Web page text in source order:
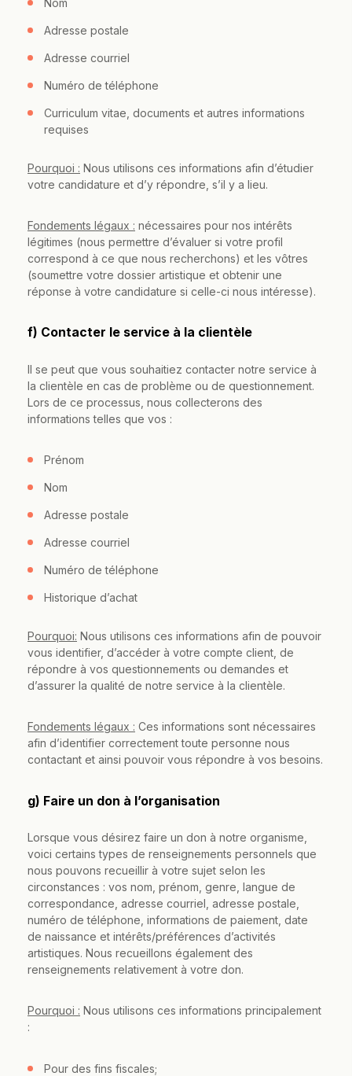
Nom
Adresse postale
Adresse courriel
Numéro de téléphone
Curriculum vitae, documents et autres informations
requises
Pourquoi : Nous utilisons ces informations afin d’étudier
votre candidature et d’y répondre, s’il y a lieu.
Fondements légaux : nécessaires pour nos intérêts
légitimes (nous permettre d’évaluer si votre profil
correspond à ce que nous recherchons) et les vôtres
(soumettre votre dossier artistique et obtenir une
réponse à votre candidature si celle-ci nous intéresse).
f) Contacter le service à la clientèle
Il se peut que vous souhaitiez contacter notre service à
la clientèle en cas de problème ou de questionnement.
Lors de ce processus, nous collecterons des
informations telles que vos :
Prénom
Nom
Adresse postale
Adresse courriel
Numéro de téléphone
Historique d’achat
Pourquoi: Nous utilisons ces informations afin de pouvoir
vous identifier, d’accéder à votre compte client, de
répondre à vos questionnements ou demandes et
d’assurer la qualité de notre service à la clientèle.
Fondements légaux : Ces informations sont nécessaires
afin d’identifier correctement toute personne nous
contactant et ainsi pouvoir vous répondre à vos besoins.
g) Faire un don à l’organisation
Lorsque vous désirez faire un don à notre organisme,
voici certains types de renseignements personnels que
nous pouvons recueillir à votre sujet selon les
circonstances : vos nom, prénom, genre, langue de
correspondance, adresse courriel, adresse postale,
numéro de téléphone, informations de paiement, date
de naissance et intérêts/préférences d’activités
artistiques. Nous recueillons également des
renseignements relativement à votre don.
Pourquoi : Nous utilisons ces informations principalement
:
Pour des fins fiscales;